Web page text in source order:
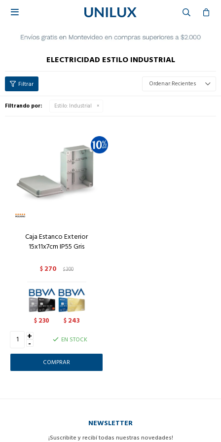

ELECTRICIDAD ESTILO INDUSTRIAL
Recientes
Filtrando por: Estilo: Industrial
Caja Estanco Exterior
15x11x7cm IP55 Gris
$ 270 $300
$ 230 $ 243
+
- EN STOCK
NEWSLETTER
¡Suscribite y recibí todas nuestras novedades!